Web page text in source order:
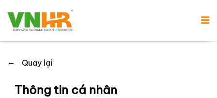
← Quay lại
Thông tin cá nhân